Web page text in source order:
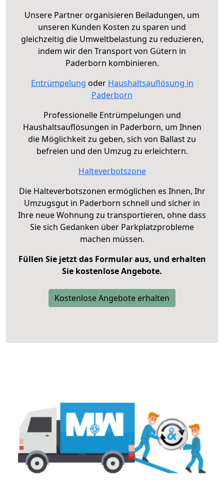
Unsere Partner organisieren Beiladungen, um
unseren Kunden Kosten zu sparen und
gleichzeitig die Umweltbelastung zu reduzieren,
indem wir den Transport von Gütern in
Paderborn kombinieren.
Entrümpelung oder Haushaltsauflösung in
Paderborn
Professionelle Entrümpelungen und
Haushaltsauflösungen in Paderborn, um Ihnen
die Möglichkeit zu geben, sich von Ballast zu
befreien und den Umzug zu erleichtern.
Halteverbotszone
Die Halteverbotszonen ermöglichen es Ihnen, Ihr
Umzugsgut in Paderborn schnell und sicher in
Ihre neue Wohnung zu transportieren, ohne dass
Sie sich Gedanken über Parkplatzprobleme
machen müssen.
Füllen Sie jetzt das Formular aus, und erhalten
Sie kostenlose Angebote.
Kostenlose Angebote erhalten